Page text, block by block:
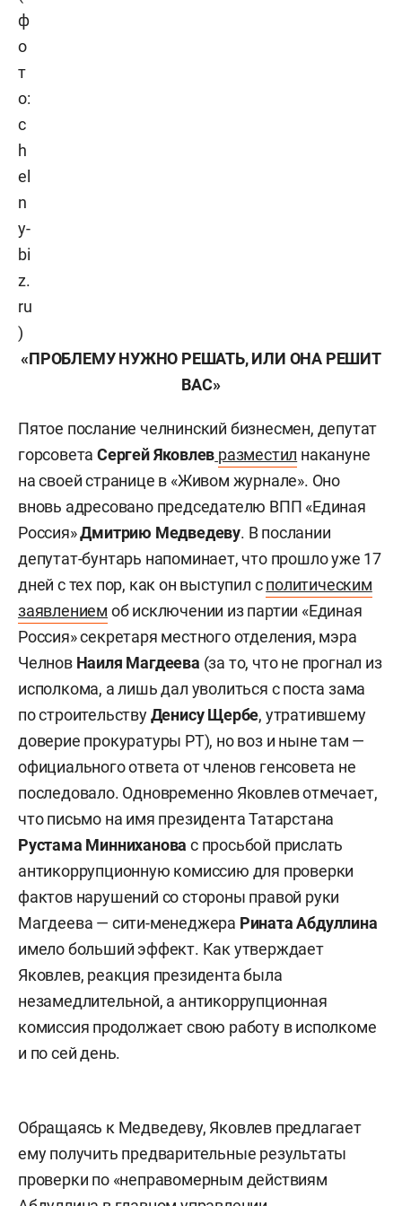
ф
о
т
о:
c
h
el
n
y-
bi
z.
ru
)
«ПРОБЛЕМУ НУЖНО РЕШАТЬ, ИЛИ ОНА РЕШИТ
ВАС»
Пятое послание челнинский бизнесмен, депутат
горсоветаСергей Яковлев разместил накануне
на своей странице в «Живом журнале». Оно
вновь адресовано председателю ВПП «Единая
Россия»Дмитрию Медведеву. В послании
депутат-бунтарь напоминает, что прошло уже 17
дней с тех пор, как он выступил сполитическим
заявлением об исключении из партии «Единая
Россия» секретаря местного отделения, мэра
Челнов Наиля Магдеева (за то, что не прогнал из
исполкома, а лишь дал уволиться с поста зама
по строительствуДенису Щербе, утратившему
доверие прокуратуры РТ), но воз и ныне там —
официального ответа от членов генсовета не
последовало. Одновременно Яковлев отмечает,
что письмо на имя президента Татарстана
Рустама Минниханова с просьбой прислать
антикоррупционную комиссию для проверки
фактов нарушений со стороны правой руки
Магдеева — сити-менеджера Рината Абдуллина
имело больший эффект. Как утверждает
Яковлев, реакция президента была
незамедлительной, а антикоррупционная
комиссия продолжает свою работу в исполкоме
и по сей день.
Обращаясь к Медведеву, Яковлев предлагает
ему получить предварительные результаты
проверки по «неправомерным действиям